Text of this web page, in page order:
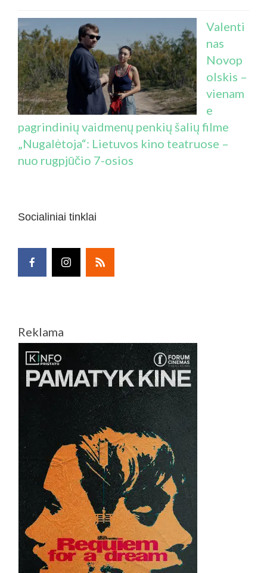
Valenti
nas
Novop
olskis –
vienam
e
pagrindinių vaidmenų penkių šalių filme
„Nugalėtoja“: Lietuvos kino teatruose –
nuo rugpjūčio 7-osios
Socialiniai tinklai
Reklama